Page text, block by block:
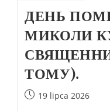
ДЕНЬ
МИКОЛИ
ТОМУ).
19 lipca 2026